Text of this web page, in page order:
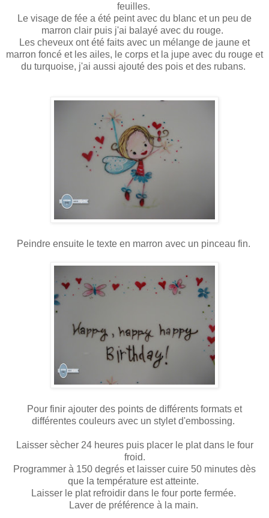
feuilles.
Le visage de fée a été peint avec du blanc et un peu de
marron clair puis j'ai balayé avec du rouge.
Les cheveux ont été faits avec un mélange de jaune et
marron foncé et les ailes, le corps et la jupe avec du rouge et
du turquoise, j'ai aussi ajouté des pois et des rubans.
Peindre ensuite le texte en marron avec un pinceau fin.
Pour finir ajouter des points de différents formats et
différentes couleurs avec un stylet d'embossing.
Laisser sècher 24 heures puis placer le plat dans le four
froid.
Programmer à 150 degrés et laisser cuire 50 minutes dès
que la température est atteinte.
Laisser le plat refroidir dans le four porte fermée.
Laver de préférence à la main.